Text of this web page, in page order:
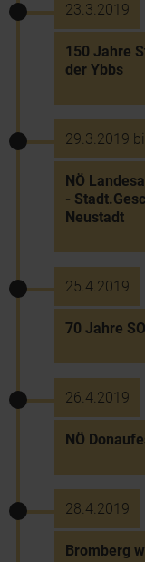
23.3.2019
150 Jahre
der Ybbs
29.3.2019
NÖ
-
Neustadt
25.4.2019
70 Jahre
26.4.2019
NÖ
28.4.2019
Bromberg